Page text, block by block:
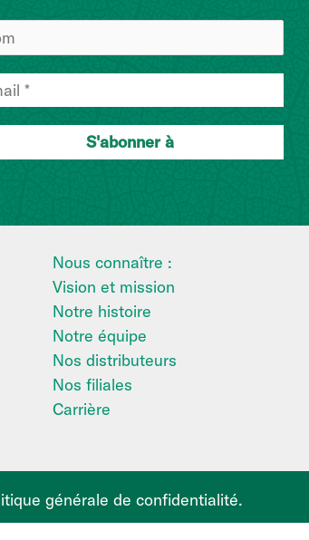
Nous connaître :
Vision et mission
Notre histoire
Notre équipe
Nos distributeurs
Nos filiales
Carrière
générale de confidentialité.